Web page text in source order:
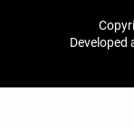
Developed